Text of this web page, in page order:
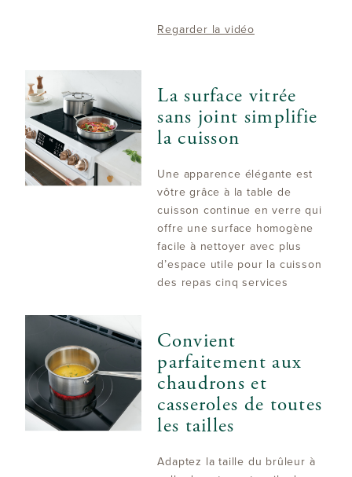
Regarder la vidéo
La surface vitrée
sans joint simplifie
la cuisson
Une apparence élégante est
vôtre grâce à la table de
cuisson continue en verre qui
offre une surface homogène
facile à nettoyer avec plus
d’espace utile pour la cuisson
des repas cinq services
Convient
parfaitement aux
chaudrons et
casseroles de toutes
les tailles
Adaptez la taille du brûleur à